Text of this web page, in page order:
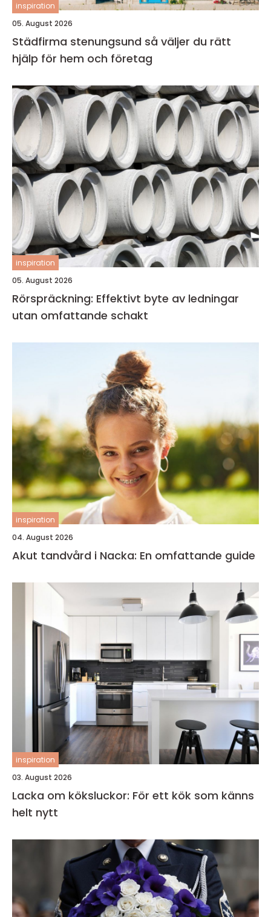
inspiration
05. August 2026
Städfirma stenungsund så väljer du rätt
hjälp för hem och företag
inspiration
05. August 2026
Rörspräckning: Effektivt byte av ledningar
utan omfattande schakt
inspiration
04. August 2026
Akut tandvård i Nacka: En omfattande guide
inspiration
03. August 2026
Lacka om köksluckor: För ett kök som känns
helt nytt